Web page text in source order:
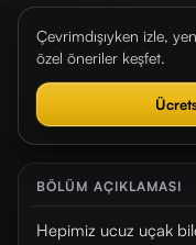
Çevrimdışıyken izle,
özel öneriler keşfet.
BÖLÜM AÇIKLAMASI
Hepimiz ucuz uçak